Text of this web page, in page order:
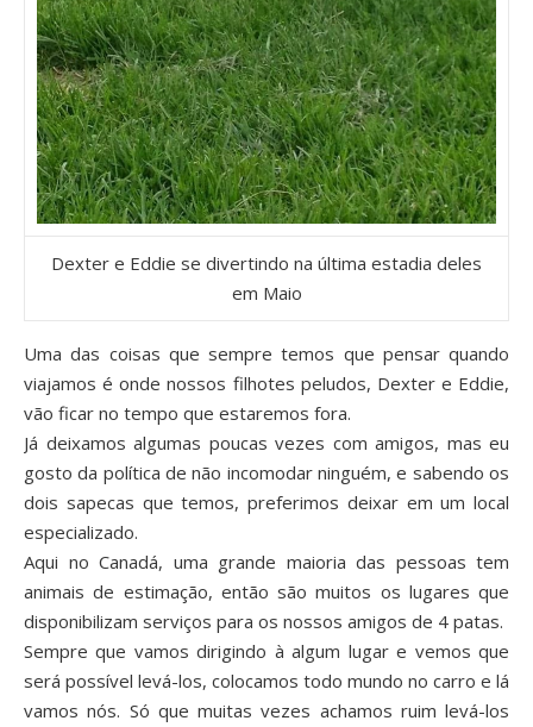
Dexter e Eddie se divertindo na última estadia deles
em Maio
Uma das coisas que sempre temos que pensar quando
viajamos é onde nossos filhotes peludos, Dexter e Eddie,
vão ficar no tempo que estaremos fora.
Já deixamos algumas poucas vezes com amigos, mas eu
gosto da política de não incomodar ninguém, e sabendo os
dois sapecas que temos, preferimos deixar em um local
especializado.
Aqui no Canadá, uma grande maioria das pessoas tem
animais de estimação, então são muitos os lugares que
disponibilizam serviços para os nossos amigos de 4 patas.
Sempre que vamos dirigindo à algum lugar e vemos que
será possível levá-los, colocamos todo mundo no carro e lá
vamos nós. Só que muitas vezes achamos ruim levá-los